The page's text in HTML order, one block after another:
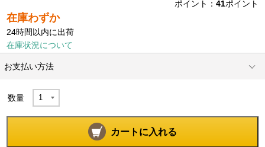
ポイント： 41ポイント
在庫わずか
24時間以内に出荷
在庫状況について
お支払い方法
数量
カートに入れる